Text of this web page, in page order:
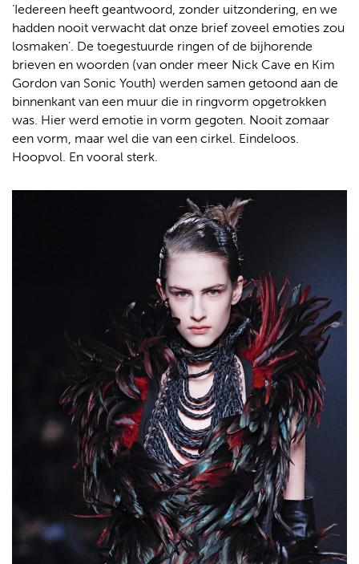
‘Iedereen heeft geantwoord, zonder uitzondering, en we
hadden nooit verwacht dat onze brief zoveel emoties zou
losmaken’. De toegestuurde ringen of de bijhorende
brieven en woorden (van onder meer Nick Cave en Kim
Gordon van Sonic Youth) werden samen getoond aan de
binnenkant van een muur die in ringvorm opgetrokken
was. Hier werd emotie in vorm gegoten. Nooit zomaar
een vorm, maar wel die van een cirkel. Eindeloos.
Hoopvol. En vooral sterk.